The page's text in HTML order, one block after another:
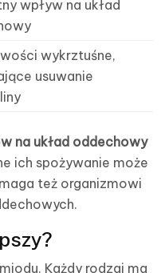
wpływ na układ
wykrztuśne,
usuwanie
na układ oddechowy
ich spożywanie może
też organizmowi
Każdy rodzaj ma